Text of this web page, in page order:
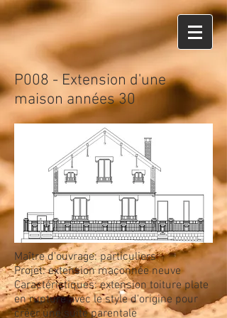
P008 - Extension d'une
maison années 30
Maître d'ouvrage: particuliers
Projet: extension maçonnée neuve
Caractéristiques: extension toiture plate
en rupture avec le style d'origine pour
créer une suite parentale